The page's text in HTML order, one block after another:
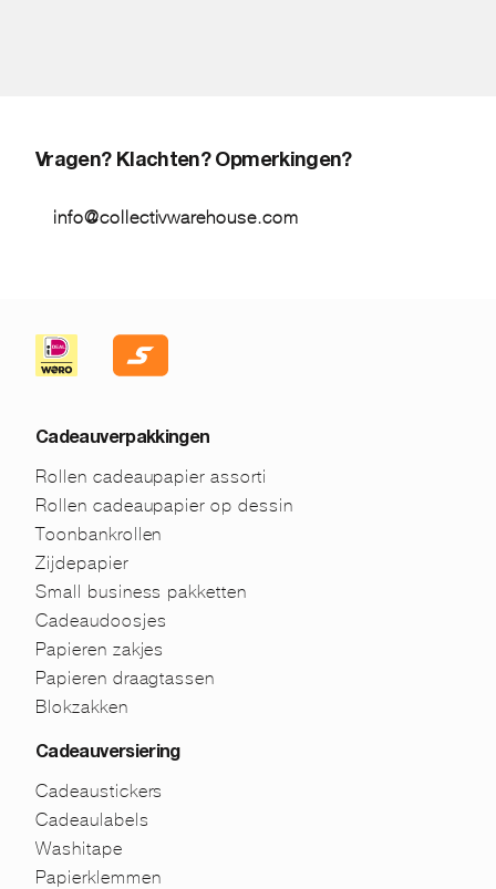
Vragen? Klachten? Opmerkingen?
info@collectivwarehouse.com
Cadeauverpakkingen
Rollen cadeaupapier assorti
Rollen cadeaupapier op dessin
Toonbankrollen
Zijdepapier
Small business pakketten
Cadeaudoosjes
Papieren zakjes
Papieren draagtassen
Blokzakken
Cadeauversiering
Cadeaustickers
Cadeaulabels
Washitape
Papierklemmen